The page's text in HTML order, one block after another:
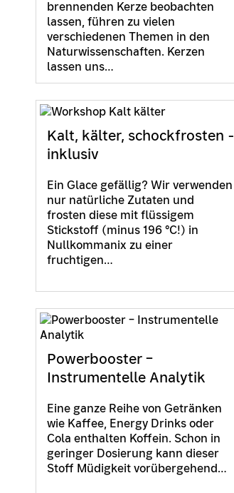
brennenden Kerze beobachten
lassen, führen zu vielen
verschiedenen Themen in den
Naturwissenschaften. Kerzen
lassen uns…
Kalt, kälter, schockfrosten -
inklusiv
Ein Glace gefällig? Wir verwenden
nur natürliche Zutaten und
frosten diese mit flüssigem
Stickstoff (minus 196 °C!) in
Nullkommanix zu einer
fruchtigen…
Powerbooster –
Instrumentelle Analytik
Eine ganze Reihe von Getränken
wie Kaffee, Energy Drinks oder
Cola enthalten Koffein. Schon in
geringer Dosierung kann dieser
Stoff Müdigkeit vorübergehend…